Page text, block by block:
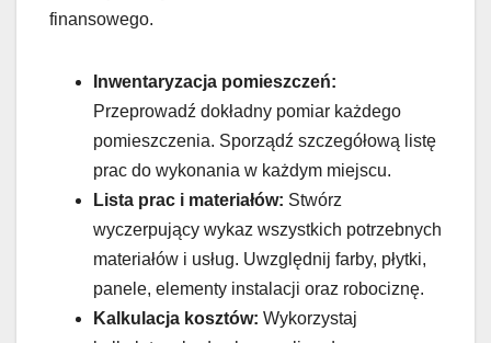
finansowego.
Inwentaryzacja pomieszczeń:
Przeprowadź dokładny pomiar każdego
pomieszczenia. Sporządź szczegółową listę
prac do wykonania w każdym miejscu.
Lista prac i materiałów: Stwórz
wyczerpujący wykaz wszystkich potrzebnych
materiałów i usług. Uwzględnij farby, płytki,
panele, elementy instalacji oraz robociznę.
Kalkulacja kosztów: Wykorzystaj